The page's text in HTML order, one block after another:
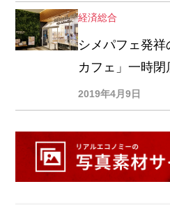
経済総合
シメパフェ発祥
カフェ」一時
条ビル」移転オ
2019年4月9日